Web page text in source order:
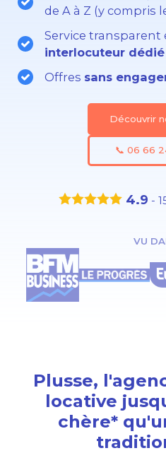
de A à Z (y compris
Service transparent
interlocuteur dédié
Offres sans
Découvrir
📞 06 66
4.9 -
VU
Plusse,
locative
chère*